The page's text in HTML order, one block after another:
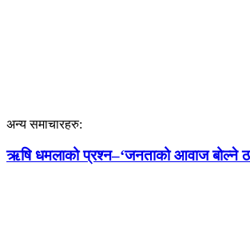
अन्य समाचारहरु:
ऋषि धमलाको प्रश्न–‘जनताको आवाज बोल्ने